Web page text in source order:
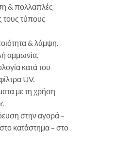
& πολλαπλές
τους τύπους
& λάμψη.
αμμωνία.
κατά του
UV.
με τη χρήση
στην αγορά –
κατάστημα – στο